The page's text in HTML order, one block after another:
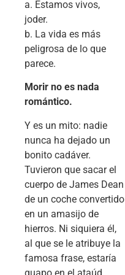
a. Estamos vivos,
joder.
b. La vida es más
peligrosa de lo que
parece.
Morir no es nada
romántico.
Y es un mito: nadie
nunca ha dejado un
bonito cadáver.
Tuvieron que sacar el
cuerpo de James Dean
de un coche convertido
en un amasijo de
hierros. Ni siquiera él,
al que se le atribuye la
famosa frase, estaría